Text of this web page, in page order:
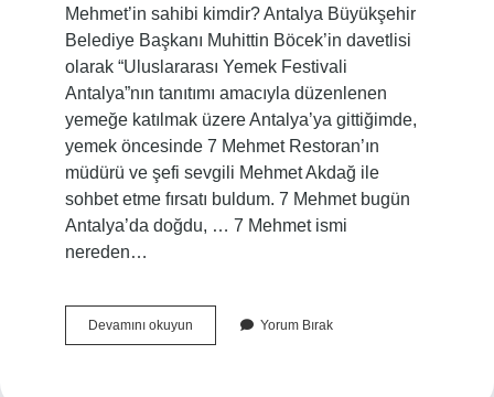
Mehmet’in sahibi kimdir? Antalya Büyükşehir
Belediye Başkanı Muhittin Böcek’in davetlisi
olarak “Uluslararası Yemek Festivali
Antalya”nın tanıtımı amacıyla düzenlenen
yemeğe katılmak üzere Antalya’ya gittiğimde,
yemek öncesinde 7 Mehmet Restoran’ın
müdürü ve şefi sevgili Mehmet Akdağ ile
sohbet etme fırsatı buldum. 7 Mehmet bugün
Antalya’da doğdu, … 7 Mehmet ismi
nereden…
Devamını okuyun7
Mehmet
Yorum Bırak